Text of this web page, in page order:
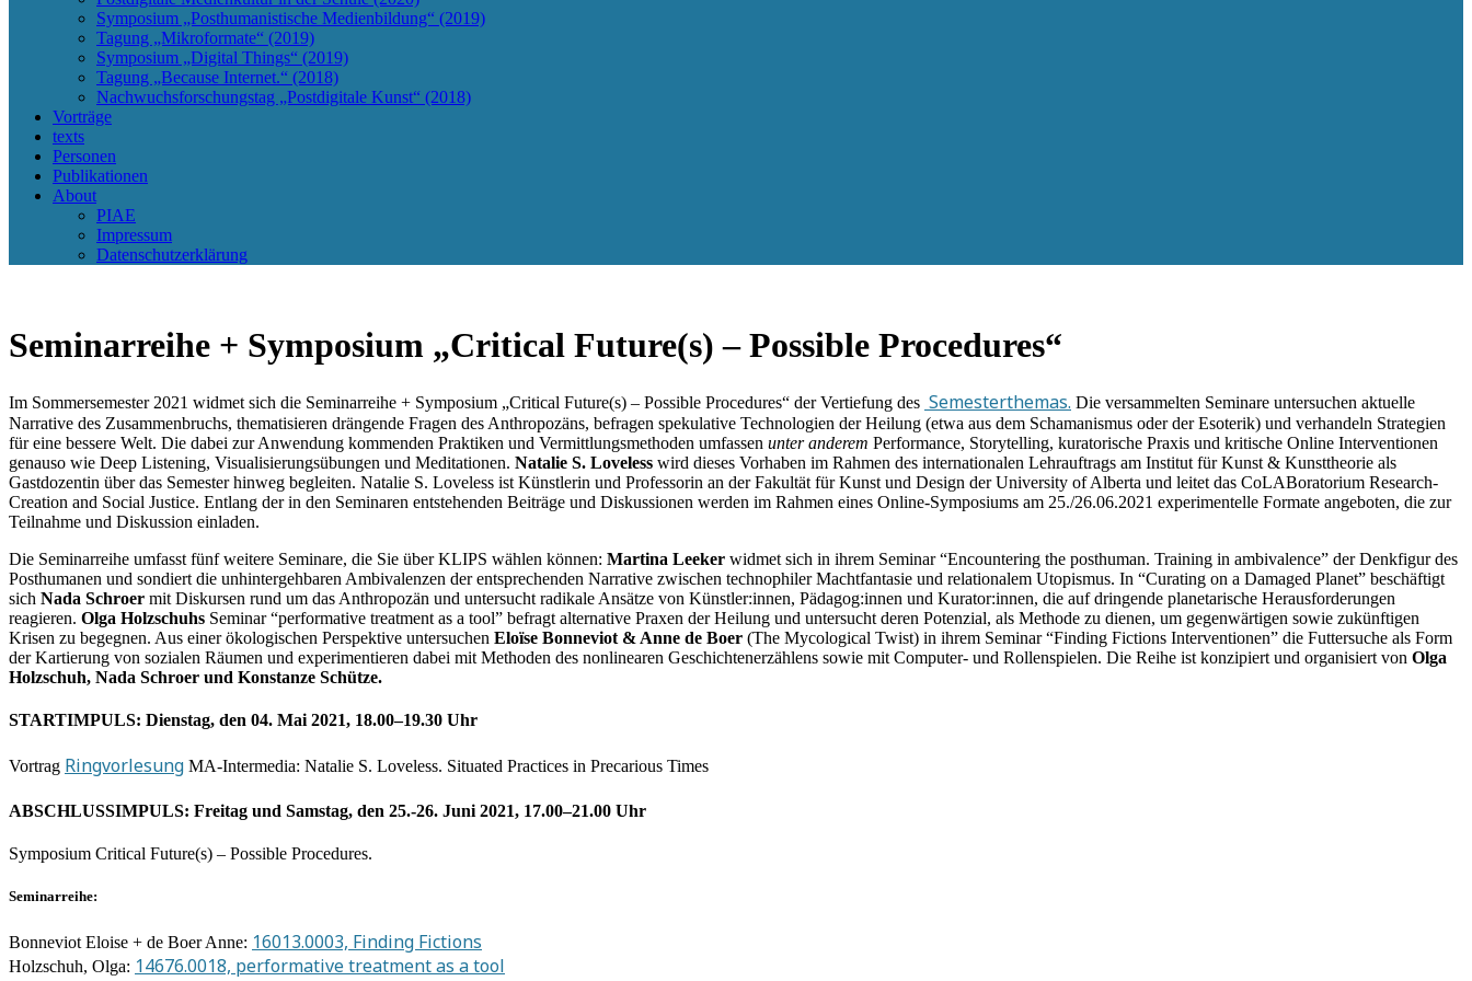
Symposium „Posthumanistische Medienbildung“ (2019)
Tagung „Mikroformate“ (2019)
Symposium „Digital Things“ (2019)
Tagung „Because Internet.“ (2018)
Nachwuchsforschungstag „Postdigitale Kunst“ (2018)
Vorträge
texts
Personen
Publikationen
About
PIAE
Impressum
Datenschutzerklärung
Seminarreihe + Symposium „Critical Future(s) – Possible Procedures“
Im Sommersemester 2021 widmet sich die Seminarreihe + Symposium „Critical Future(s) – Possible Procedures“ der Vertiefung des Semesterthemas. Die versammelten Seminare untersuchen aktuelle
Narrative des Zusammenbruchs, thematisieren drängende Fragen des Anthropozäns, befragen spekulative Technologien der Heilung (etwa aus dem Schamanismus oder der Esoterik) und verhandeln Strategien
für eine bessere Welt. Die dabei zur Anwendung kommenden Praktiken und Vermittlungsmethoden umfassen unter anderem Performance, Storytelling, kuratorische Praxis und kritische Online Interventionen
genauso wie Deep Listening, Visualisierungsübungen und Meditationen. Natalie S. Loveless wird dieses Vorhaben im Rahmen des internationalen Lehrauftrags am Institut für Kunst & Kunsttheorie als
Gastdozentin über das Semester hinweg begleiten. Natalie S. Loveless ist Künstlerin und Professorin an der Fakultät für Kunst und Design der University of Alberta und leitet das CoLABoratorium Research-
Creation and Social Justice. Entlang der in den Seminaren entstehenden Beiträge und Diskussionen werden im Rahmen eines Online-Symposiums am 25./26.06.2021 experimentelle Formate angeboten, die zur
Teilnahme und Diskussion einladen.
Die Seminarreihe umfasst fünf weitere Seminare, die Sie über KLIPS wählen können: Martina Leeker widmet sich in ihrem Seminar “Encountering the posthuman. Training in ambivalence” der Denkfigur des
Posthumanen und sondiert die unhintergehbaren Ambivalenzen der entsprechenden Narrative zwischen technophiler Machtfantasie und relationalem Utopismus. In “Curating on a Damaged Planet” beschäftigt
sich Nada Schroer mit Diskursen rund um das Anthropozän und untersucht radikale Ansätze von Künstler:innen, Pädagog:innen und Kurator:innen, die auf dringende planetarische Herausforderungen
reagieren. Olga Holzschuhs Seminar “performative treatment as a tool” befragt alternative Praxen der Heilung und untersucht deren Potenzial, als Methode zu dienen, um gegenwärtigen sowie zukünftigen
Krisen zu begegnen. Aus einer ökologischen Perspektive untersuchen Eloïse Bonneviot & Anne de Boer (The Mycological Twist) in ihrem Seminar “Finding Fictions Interventionen” die Futtersuche als Form
der Kartierung von sozialen Räumen und experimentieren dabei mit Methoden des nonlinearen Geschichtenerzählens sowie mit Computer- und Rollenspielen. Die Reihe ist konzipiert und organisiert von Olga
Holzschuh, Nada Schroer und Konstanze Schütze.
STARTIMPULS: Dienstag, den 04. Mai 2021, 18.00–19.30 Uhr
Vortrag Ringvorlesung MA-Intermedia: Natalie S. Loveless. Situated Practices in Precarious Times
ABSCHLUSSIMPULS: Freitag und Samstag, den 25.-26. Juni 2021, 17.00–21.00 Uhr
Symposium Critical Future(s) – Possible Procedures.
Seminarreihe:
Bonneviot Eloise + de Boer Anne: 16013.0003, Finding Fictions
Holzschuh, Olga: 14676.0018, performative treatment as a tool